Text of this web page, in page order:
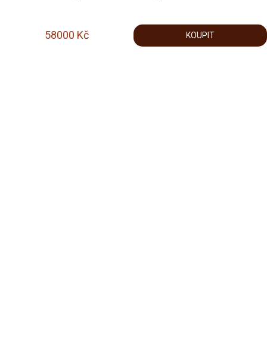
58000 Kč KOUPIT